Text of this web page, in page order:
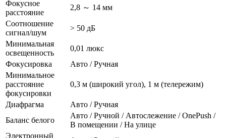
Фокусное
расстояние
2,8 ～ 14 мм
Соотношение
сигнал/шум
> 50 дБ
Минимальная
освещенность
0,01 люкс
Фокусировка
Авто / Ручная
Минимальное
расстояние
фокусировки
0,3 м (широкий угол), 1 м (телережим)
Диафрагма
Авто / Ручная
Баланс белого
Авто / Ручной / Автослежение / OnePush /
В помещении / На улице
Электронный